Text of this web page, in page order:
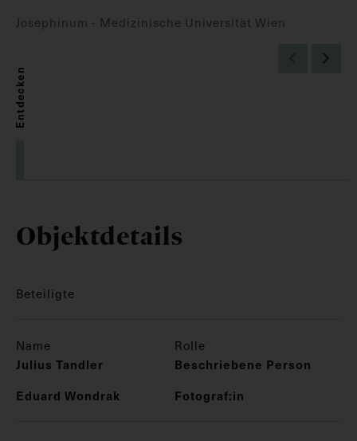
Josephinum - Medizinische Universität Wien
Entdecken
Objektdetails
Beteiligte
Name Rolle
Julius Tandler
Beschriebene Person
Eduard Wondrak
Fotograf:in